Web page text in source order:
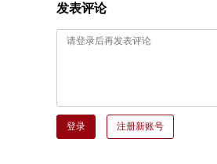
发表评论
登录 注册新账号